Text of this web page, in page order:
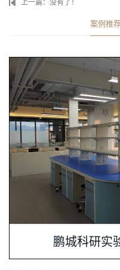
上一篇：没有了！
案例推
鹏城科研实